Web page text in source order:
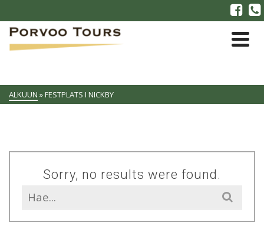
ALKUUN »FESTPLATS I NICKBY
Sorry, no results were found.
Search
for: